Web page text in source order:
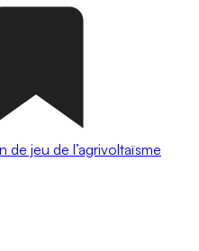
de jeu de l’agrivoltaïsme